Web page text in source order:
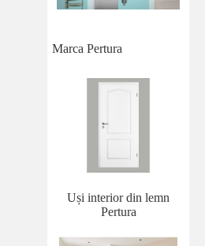
Marca Pertura
Uși interior din lemn
Pertura